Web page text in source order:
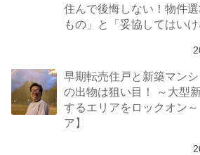
住んで後悔しない！物件
もの」と「妥協してはいけ
早期転売住戸と新築マン
の出物は狙い目！ ～大型
するエリアをロックオン
ア】